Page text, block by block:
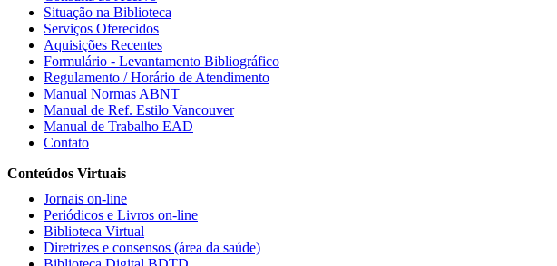
Situação na Biblioteca
Serviços Oferecidos
Aquisições Recentes
Formulário - Levantamento Bibliográfico
Regulamento / Horário de Atendimento
Manual Normas ABNT
Manual de Ref. Estilo Vancouver
Manual de Trabalho EAD
Contato
Conteúdos Virtuais
Jornais on-line
Periódicos e Livros on-line
Biblioteca Virtual
Diretrizes e consensos (área da saúde)